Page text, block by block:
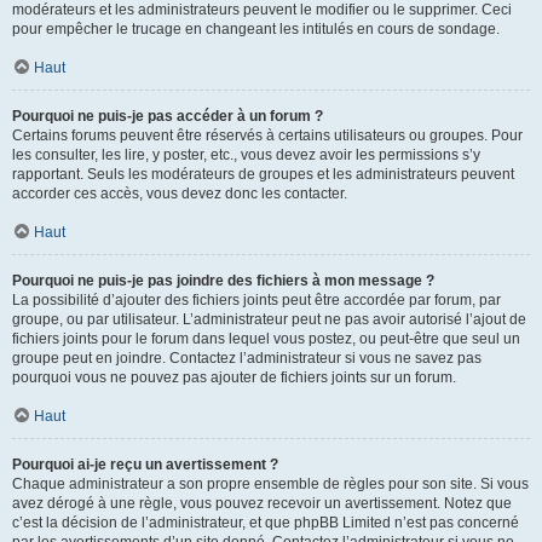
modérateurs et les administrateurs peuvent le modifier ou le supprimer. Ceci
pour empêcher le trucage en changeant les intitulés en cours de sondage.
Haut
Pourquoi ne puis-je pas accéder à un forum ?
Certains forums peuvent être réservés à certains utilisateurs ou groupes. Pour
les consulter, les lire, y poster, etc., vous devez avoir les permissions s’y
rapportant. Seuls les modérateurs de groupes et les administrateurs peuvent
accorder ces accès, vous devez donc les contacter.
Haut
Pourquoi ne puis-je pas joindre des fichiers à mon message ?
La possibilité d’ajouter des fichiers joints peut être accordée par forum, par
groupe, ou par utilisateur. L’administrateur peut ne pas avoir autorisé l’ajout de
fichiers joints pour le forum dans lequel vous postez, ou peut-être que seul un
groupe peut en joindre. Contactez l’administrateur si vous ne savez pas
pourquoi vous ne pouvez pas ajouter de fichiers joints sur un forum.
Haut
Pourquoi ai-je reçu un avertissement ?
Chaque administrateur a son propre ensemble de règles pour son site. Si vous
avez dérogé à une règle, vous pouvez recevoir un avertissement. Notez que
c’est la décision de l’administrateur, et que phpBB Limited n’est pas concerné